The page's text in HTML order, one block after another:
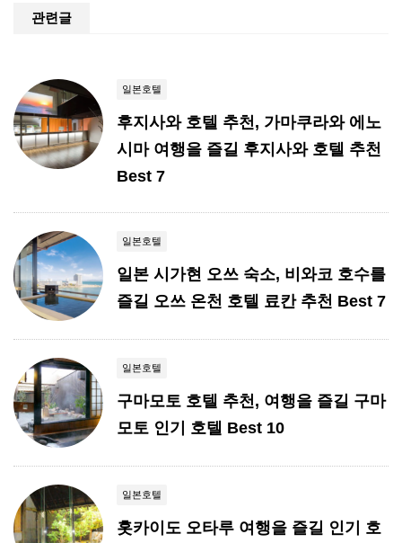
관련글
일본호텔
후지사와 호텔 추천, 가마쿠라와 에노
시마 여행을 즐길 후지사와 호텔 추천
Best 7
일본호텔
일본 시가현 오쓰 숙소, 비와코 호수를
즐길 오쓰 온천 호텔 료칸 추천 Best 7
일본호텔
구마모토 호텔 추천, 여행을 즐길 구마
모토 인기 호텔 Best 10
일본호텔
홋카이도 오타루 여행을 즐길 인기 호